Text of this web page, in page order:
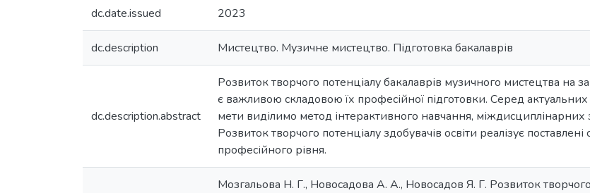
dc.date.issued 2023
dc.description Мистецтво. Музичне мистецтво. Підготовка бакалаврів
dc.description.abstract
Розвиток творчого потенціалу бакалаврів музичного мистецтва на
є важливою складовою їх професійної підготовки. Серед
мети виділимо метод інтерактивного навчання, міждисциплінарних
Розвиток творчого потенціалу здобувачів освіти реалізує
професійного рівня.
Мозгальова Н. Г., Новосадова А. А., Новосадов Я. Г. Розвиток